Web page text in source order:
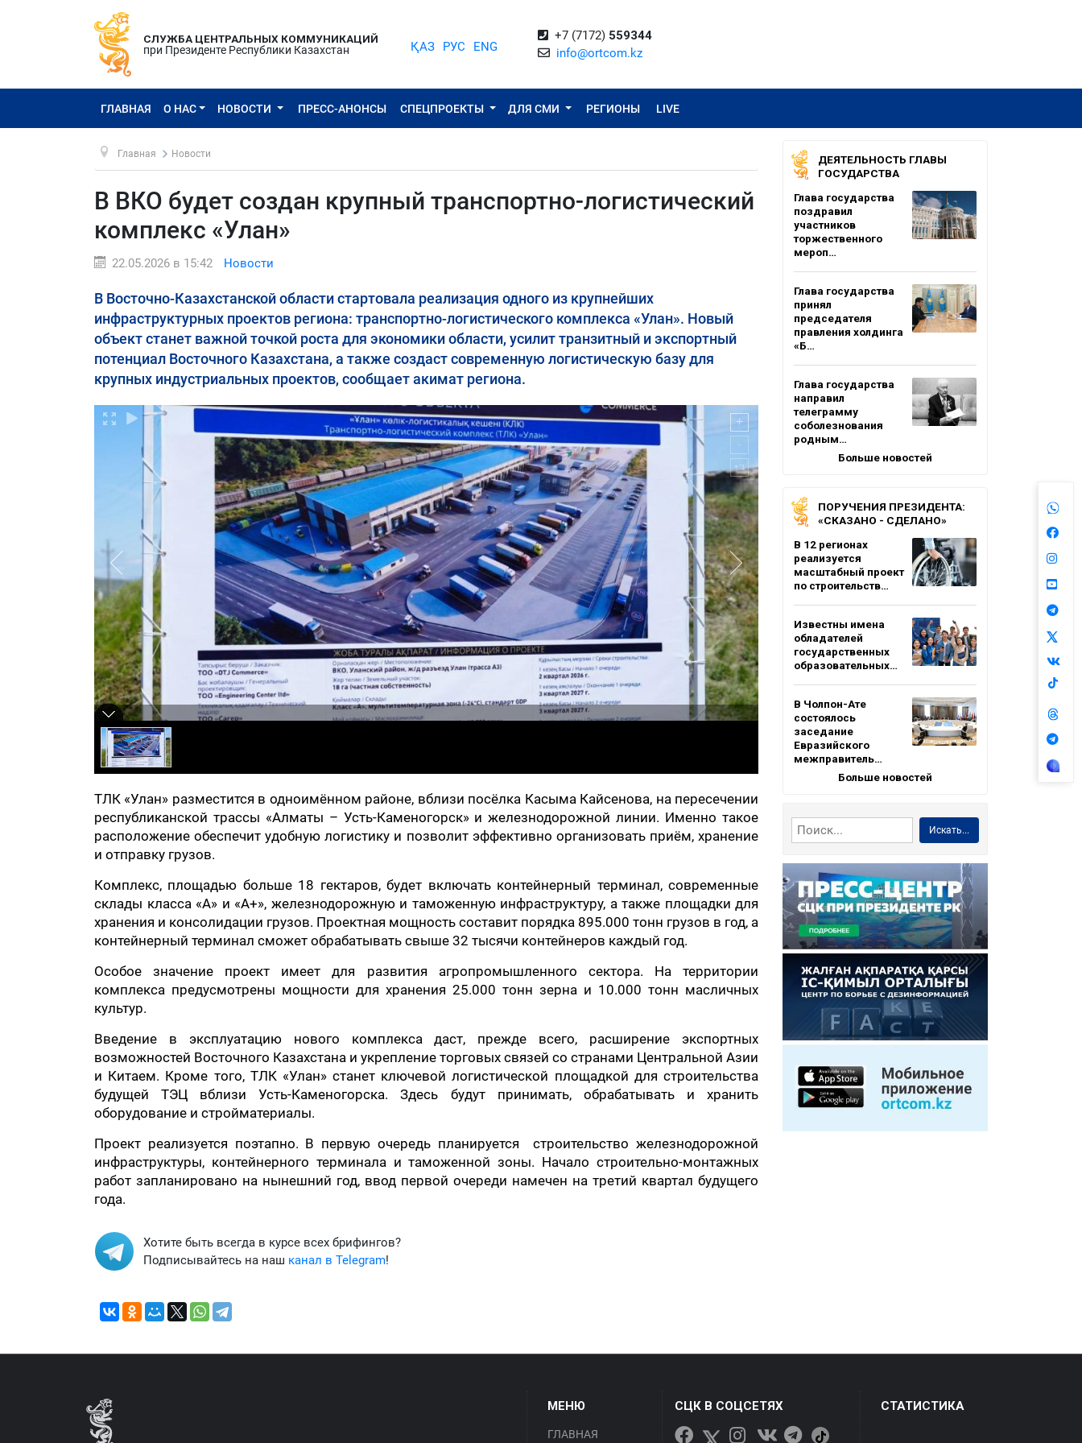
СЛУЖБА ЦЕНТРАЛЬНЫХ КОММУНИКАЦИЙ
при Президенте Республики Казахстан
ҚАЗ РУС ENG
+7 (7172) 559344
info@ortcom.kz
ГЛАВНАЯ О НАС НОВОСТИ ПРЕСС-АНОНСЫ СПЕЦПРОЕКТЫ ДЛЯ СМИ РЕГИОНЫ LIVE
Главная Новости
В ВКО будет создан крупный транспортно-логистический
комплекс «Улан»
22.05.2026 в 15:42 Новости
В Восточно-Казахстанской области стартовала реализация одного из крупнейших
инфраструктурных проектов региона: транспортно-логистического комплекса «Улан». Новый
объект станет важной точкой роста для экономики области, усилит транзитный и экспортный
потенциал Восточного Казахстана, а также создаст современную логистическую базу для
крупных индустриальных проектов, сообщает акимат региона.
ТЛК «Улан» разместится в одноимённом районе, вблизи посёлка Касыма Кайсенова, на пересечении
республиканской трассы «Алматы – Усть-Каменогорск» и железнодорожной линии. Именно такое
расположение обеспечит удобную логистику и позволит эффективно организовать приём, хранение
и отправку грузов.
Комплекс, площадью больше 18 гектаров, будет включать контейнерный терминал, современные
склады класса «A» и «A+», железнодорожную и таможенную инфраструктуру, а также площадки для
хранения и консолидации грузов. Проектная мощность составит порядка 895.000 тонн грузов в год, а
контейнерный терминал сможет обрабатывать свыше 32 тысячи контейнеров каждый год.
Особое значение проект имеет для развития агропромышленного сектора. На территории
комплекса предусмотрены мощности для хранения 25.000 тонн зерна и 10.000 тонн масличных
культур.
Введение в эксплуатацию нового комплекса даст, прежде всего, расширение экспортных
возможностей Восточного Казахстана и укрепление торговых связей со странами Центральной Азии
и Китаем. Кроме того, ТЛК «Улан» станет ключевой логистической площадкой для строительства
будущей ТЭЦ вблизи Усть-Каменогорска. Здесь будут принимать, обрабатывать и хранить
оборудование и стройматериалы.
Проект реализуется поэтапно. В первую очередь планируется строительство железнодорожной
инфраструктуры, контейнерного терминала и таможенной зоны. Начало строительно-монтажных
работ запланировано на нынешний год, ввод первой очереди намечен на третий квартал будущего
года.
Хотите быть всегда в курсе всех брифингов?
Подписывайтесь на наш канал в Telegram!
ДЕЯТЕЛЬНОСТЬ ГЛАВЫ
ГОСУДАРСТВА
Глава государства
поздравил
участников
торжественного
мероп…
Глава государства
принял
председателя
правления холдинга
«Б…
Глава государства
направил
телеграмму
соболезнования
родным…
Больше новостей
ПОРУЧЕНИЯ ПРЕЗИДЕНТА:
«СКАЗАНО - СДЕЛАНО»
В 12 регионах
реализуется
масштабный проект
по строительств…
Известны имена
обладателей
государственных
образовательных…
В Чолпон-Ате
состоялось
заседание
Евразийского
межправитель…
Больше новостей
Искать...
МЕНЮ
ГЛАВНАЯ
СЦК В СОЦСЕТЯХ СТАТИСТИКА